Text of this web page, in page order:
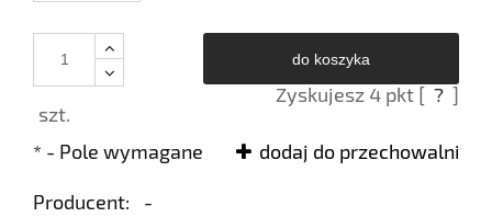
szt.
do koszyka
Zyskujesz 4 pkt [ ? ]
dodaj do przechowalni
* - Pole wymagane
Producent:
-